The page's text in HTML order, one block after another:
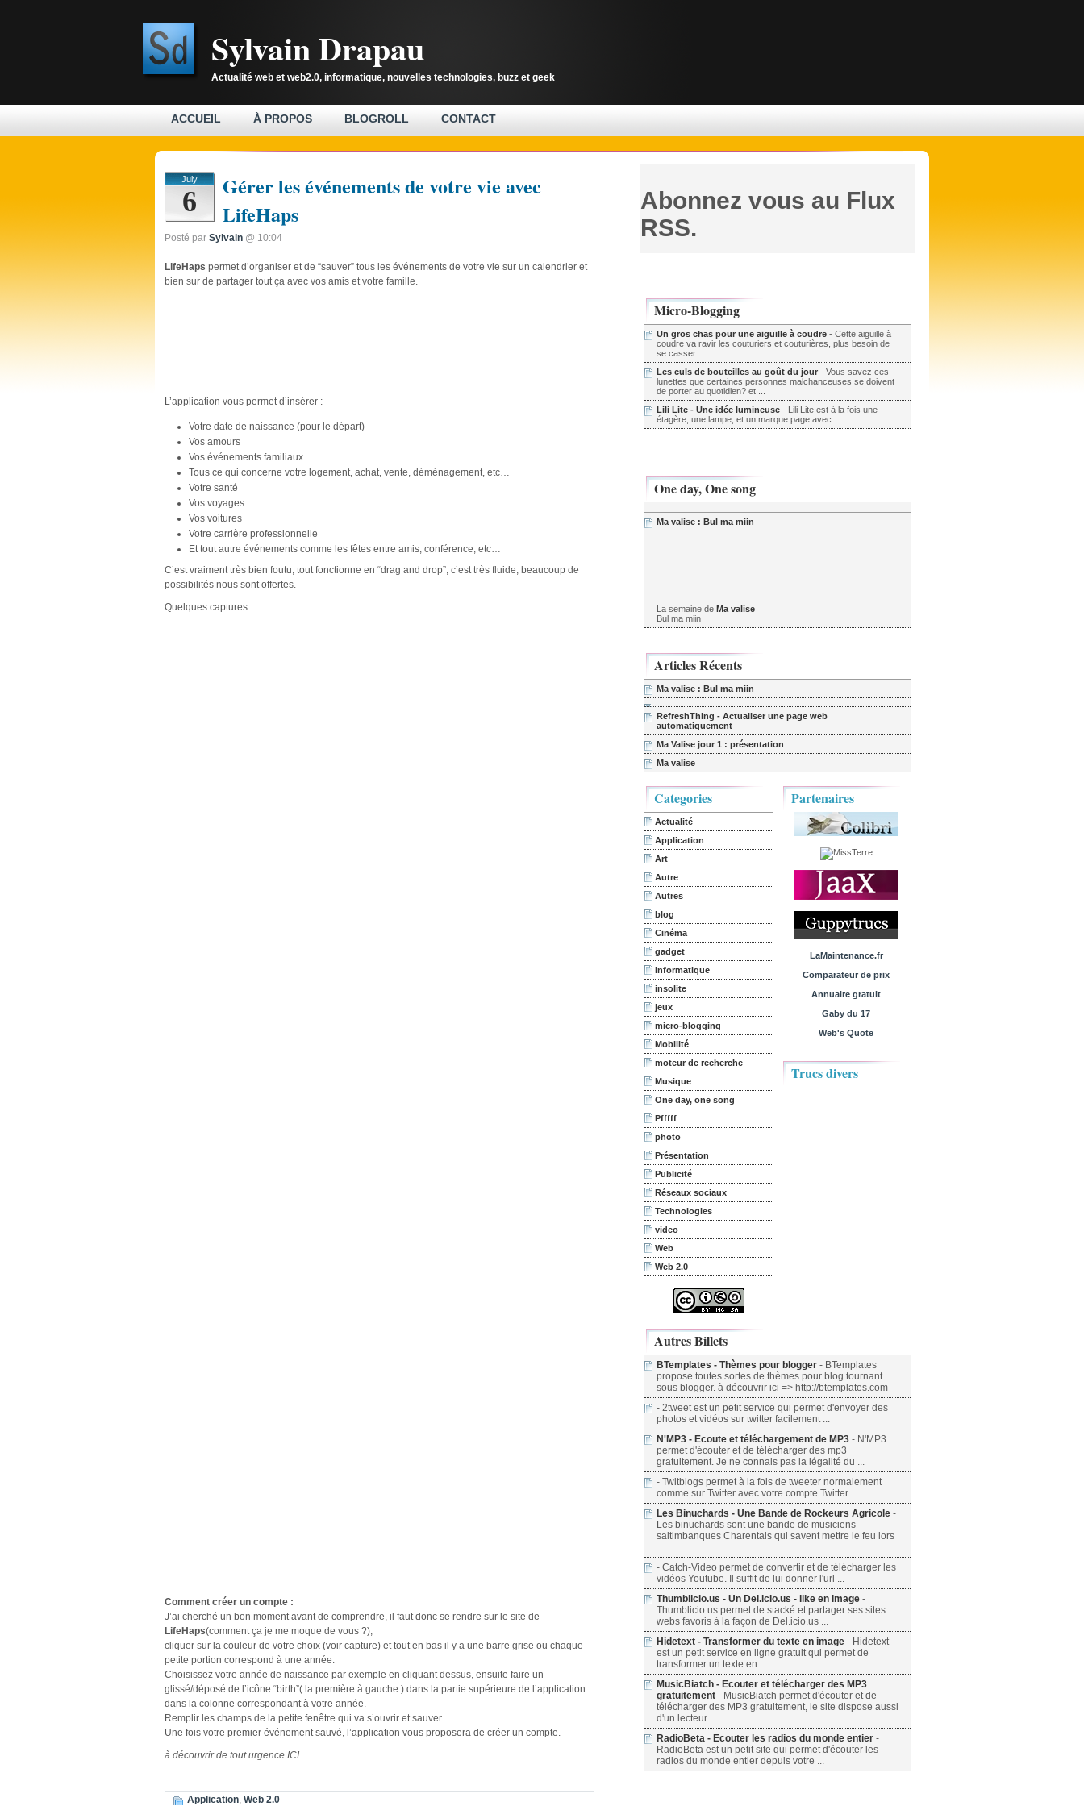
Sylvain Drapau
Actualité web et web2.0, informatique, nouvelles technologies, buzz et geek
ACCUEIL À PROPOS BLOGROLL CONTACT
July
6
Gérer les événements de votre vie avec
LifeHaps
Posté par Sylvain @ 10:04
LifeHaps permet d’organiser et de “sauver” tous les événements de votre vie sur un calendrier et
bien sur de partager tout ça avec vos amis et votre famille.
L’application vous permet d’insérer :
Votre date de naissance (pour le départ)
Vos amours
Vos événements familiaux
Tous ce qui concerne votre logement, achat, vente, déménagement, etc…
Votre santé
Vos voyages
Vos voitures
Votre carrière professionnelle
Et tout autre événements comme les fêtes entre amis, conférence, etc…
C’est vraiment très bien foutu, tout fonctionne en “drag and drop”, c’est très fluide, beaucoup de
possibilités nous sont offertes.
Quelques captures :
Comment créer un compte :
J’ai cherché un bon moment avant de comprendre, il faut donc se rendre sur le site de
LifeHaps(comment ça je me moque de vous ?),
cliquer sur la couleur de votre choix (voir capture) et tout en bas il y a une barre grise ou chaque
petite portion correspond à une année.
Choisissez votre année de naissance par exemple en cliquant dessus, ensuite faire un
glissé/déposé de l’icône “birth”( la première à gauche ) dans la partie supérieure de l’application
dans la colonne correspondant à votre année.
Remplir les champs de la petite fenêtre qui va s’ouvrir et sauver.
Une fois votre premier événement sauvé, l’application vous proposera de créer un compte.
à découvrir de tout urgence ICI
Application, Web 2.0
Abonnez vous au Flux
RSS.
Micro-Blogging
Un gros chas pour une aiguille à coudre - Cette aiguille à
coudre va ravir les couturiers et couturières, plus besoin de
se casser ...
Les culs de bouteilles au goût du jour - Vous savez ces
lunettes que certaines personnes malchanceuses se doivent
de porter au quotidien? et ...
Lili Lite - Une idée lumineuse - Lili Lite est à la fois une
étagère, une lampe, et un marque page avec ...
One day, One song
Ma valise : Bul ma miin -
La semaine de Ma valise
Bul ma miin
Articles Récents
Ma valise : Bul ma miin
RefreshThing - Actualiser une page web
automatiquement
Ma Valise jour 1 : présentation
Ma valise
Categories
Actualité
Application
Art
Autre
Autres
blog
Cinéma
gadget
Informatique
insolite
jeux
micro-blogging
Mobilité
moteur de recherche
Musique
One day, one song
Pfffff
photo
Présentation
Publicité
Réseaux sociaux
Technologies
video
Web
Web 2.0
Partenaires
LaMaintenance.fr
Comparateur de prix
Annuaire gratuit
Gaby du 17
Web's Quote
Trucs divers
Autres Billets
BTemplates - Thèmes pour blogger - BTemplates
propose toutes sortes de thèmes pour blog tournant
sous blogger. à découvrir ici => http://btemplates.com
- 2tweet est un petit service qui permet d'envoyer des
photos et vidéos sur twitter facilement ...
N'MP3 - Ecoute et téléchargement de MP3 - N'MP3
permet d'écouter et de télécharger des mp3
gratuitement. Je ne connais pas la légalité du ...
- Twitblogs permet à la fois de tweeter normalement
comme sur Twitter avec votre compte Twitter ...
Les Binuchards - Une Bande de Rockeurs Agricole -
Les binuchards sont une bande de musiciens
saltimbanques Charentais qui savent mettre le feu lors
...
- Catch-Video permet de convertir et de télécharger les
vidéos Youtube. Il suffit de lui donner l'url ...
Thumblicio.us - Un Del.icio.us - like en image -
Thumblicio.us permet de stacké et partager ses sites
webs favoris à la façon de Del.icio.us ...
Hidetext - Transformer du texte en image - Hidetext
est un petit service en ligne gratuit qui permet de
transformer un texte en ...
MusicBiatch - Ecouter et télécharger des MP3
gratuitement - MusicBiatch permet d'écouter et de
télécharger des MP3 gratuitement, le site dispose aussi
d'un lecteur ...
RadioBeta - Ecouter les radios du monde entier -
RadioBeta est un petit site qui permet d'écouter les
radios du monde entier depuis votre ...